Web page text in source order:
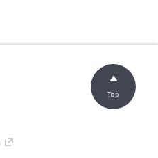
Top